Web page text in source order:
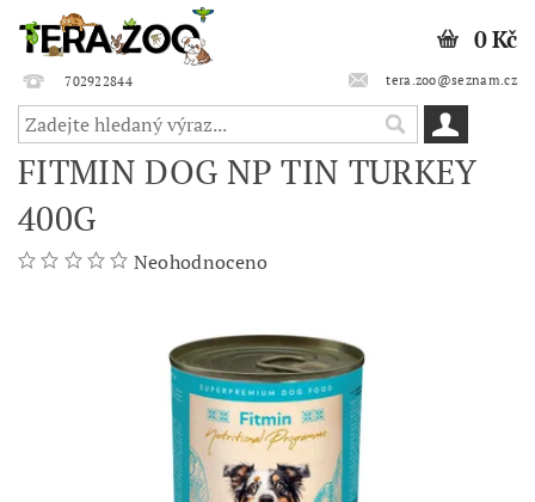
702922844 tera.zoo@seznam.cz
0 Kč
FITMIN DOG NP TIN TURKEY
400G
Neohodnoceno